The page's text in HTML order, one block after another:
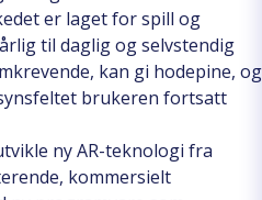
er laget for spill og
til daglig og selvstendig
kan gi hodepine, og
brukeren fortsatt
ny AR-teknologi fra
kommersielt